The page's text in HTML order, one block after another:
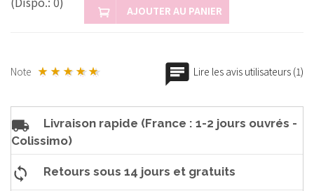
AJOUTER AU PANIER
Note Lire les avis utilisateurs (1)
Livraison rapide (France : 1-2 jours ouvrés -
Colissimo)
Retours sous 14 jours et gratuits